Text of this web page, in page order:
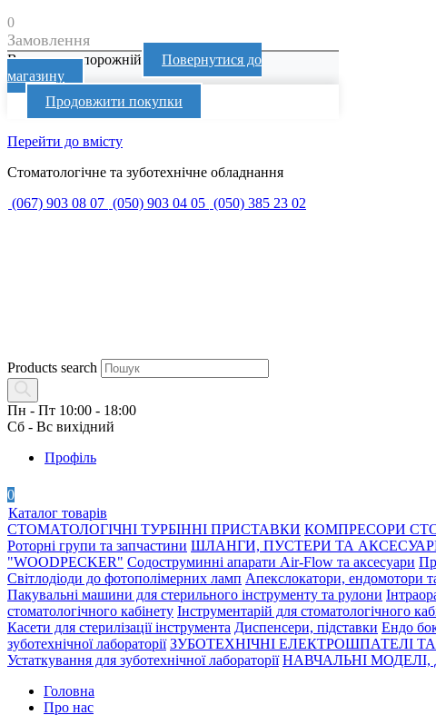
0
Замовлення
Ваш кошик порожній
Повернутися до
магазину
Продовжити покупки
Перейти до вмісту
Стоматологічне та зуботехнічне обладнання
(067) 903 08 07 (050) 903 04 05 (050) 385 23 02
Products search
Пн - Пт 10:00 - 18:00
Сб - Вс вихідний
Профіль
0
Каталог товарів
СТОМАТОЛОГІЧНІ ТУРБІННІ ПРИСТАВКИ КОМПРЕСОРИ
Роторні групи та запчастини ШЛАНГИ, ПУСТЕРИ ТА
"WOODPECKER" Содоструминні апарати Air-Flow та аксесуари
Світлодіоди до фотополімерних ламп Апекслокатори, ендомотори
Пакувальні машини для стерильного інструменту та рулони
стоматологічного кабінету Інструментарій для стоматологічного
Касети для стерилізації інструмента Диспенсери, підставки Ендо
зуботехнічної лабораторії ЗУБОТЕХНІЧНІ ЕЛЕКТРОШПАТЕЛІ
Устаткування для зуботехнічної лабораторії НАВЧАЛЬНІ
Головна
Про нас